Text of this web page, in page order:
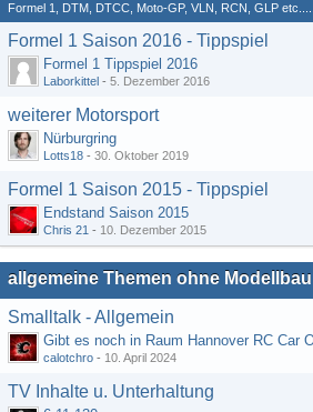
Formel 1, DTM, DTCC, Moto-GP, VLN, RCN, GLP etc......
Formel 1 Saison 2016 - Tippspiel
Formel 1 Tippspiel 2016
Laborkittel - 5. Dezember 2016
weiterer Motorsport
Nürburgring
Lotts18 - 30. Oktober 2019
Formel 1 Saison 2015 - Tippspiel
Endstand Saison 2015
Chris 21 - 10. Dezember 2015
allgemeine Themen ohne Modellbau
Smalltalk - Allgemein
calotchro - 10. April 2024
TV Inhalte u. Unterhaltung